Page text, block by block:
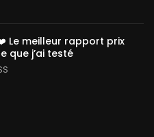
Le meilleur rapport prix
que j’ai testé